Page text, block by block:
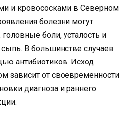
и кровососками в Северном
болезни могут
боли, усталость и
В большинстве случаев
антибиотиков. Исход
зависит от своевременности
диагноза и раннего